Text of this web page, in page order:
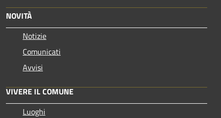
NOVITÀ
Notizie
Comunicati
Avvisi
VIVERE IL COMUNE
Luoghi